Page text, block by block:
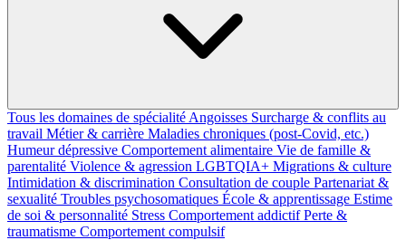
Tous les domaines de spécialité Angoisses Surcharge & conflits au
travail Métier & carrière Maladies chroniques (post-Covid, etc.)
Humeur dépressive Comportement alimentaire Vie de famille &
parentalité Violence & agression LGBTQIA+ Migrations & culture
Intimidation & discrimination Consultation de couple Partenariat &
sexualité Troubles psychosomatiques École & apprentissage Estime
de soi & personnalité Stress Comportement addictifPerte &
traumatisme Comportement compulsif